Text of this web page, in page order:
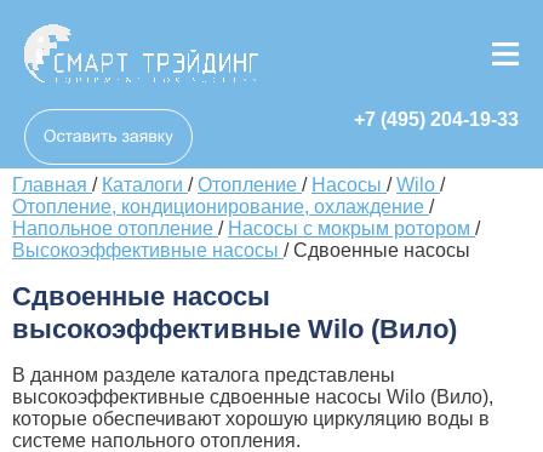
+7 (495) 204-19-33
Главная / Каталоги /Отопление / Насосы /Wilo /
Отопление, кондиционирование, охлаждение /
Напольное отопление / Насосы с мокрым ротором /
Высокоэффективные насосы /Сдвоенные насосы
Сдвоенные насосы
высокоэффективные Wilo (Вило)
В данном разделе каталога представлены
высокоэффективные сдвоенные насосы Wilo (Вило),
которые обеспечивают хорошую циркуляцию воды в
системе напольного отопления.